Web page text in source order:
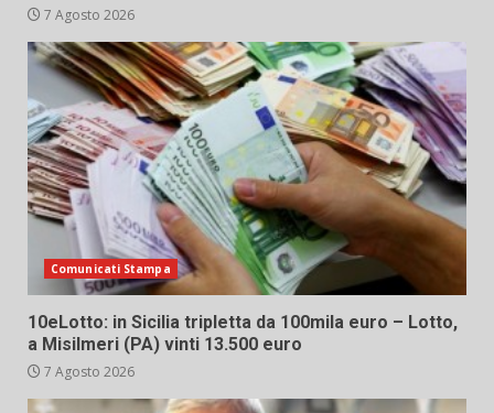
7 Agosto 2026
Comunicati Stampa
10eLotto: in Sicilia tripletta da 100mila euro – Lotto,
a Misilmeri (PA) vinti 13.500 euro
7 Agosto 2026